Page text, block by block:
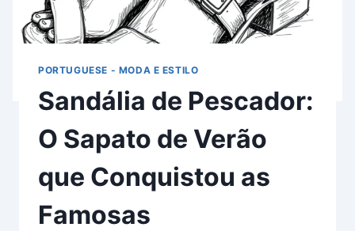
PORTUGUESE - MODA E ESTILO
Sandália de Pescador:
O Sapato de Verão
que Conquistou as
Famosas